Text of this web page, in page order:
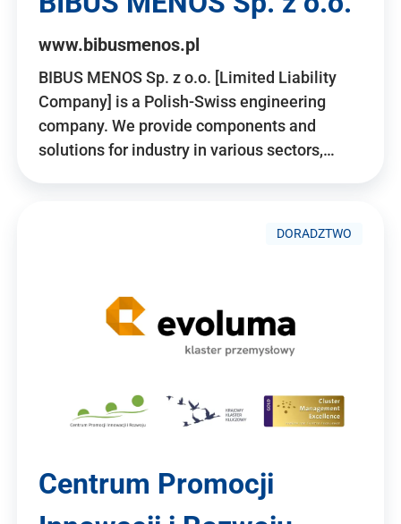
www.bibusmenos.pl
BIBUS MENOS Sp. z o.o. [Limited Liability
Company] is a Polish-Swiss engineering
company. We provide components and
solutions for industry in various sectors,…
DORADZTWO
Centrum Promocji